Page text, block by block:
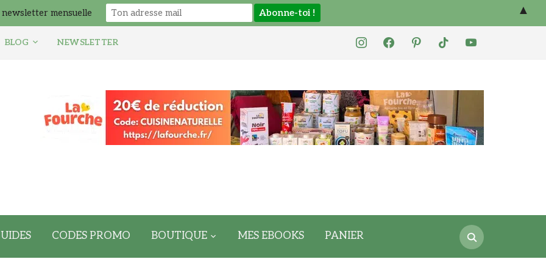
instagramfacebookpinteresttiktok youtube
BLOG NEWSLETTER
Search
for:
CODES PROMO BOUTIQUE MES EBOOKS PANIER
newsletter mensuelle ▲